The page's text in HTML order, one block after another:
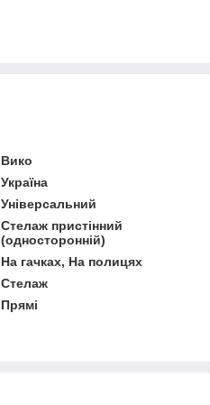
Вико
Україна
Універсальний
Стелаж пристінний
(односторонній)
На гачках, На полицях
Стелаж
Прямі